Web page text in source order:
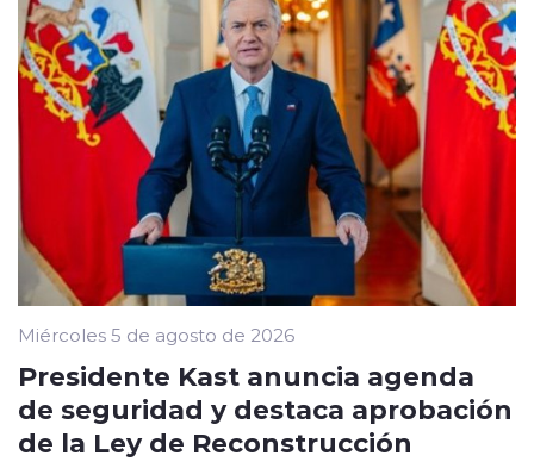
Miércoles 5 de agosto de 2026
Presidente Kast anuncia agenda
de seguridad y destaca aprobación
de la Ley de Reconstrucción